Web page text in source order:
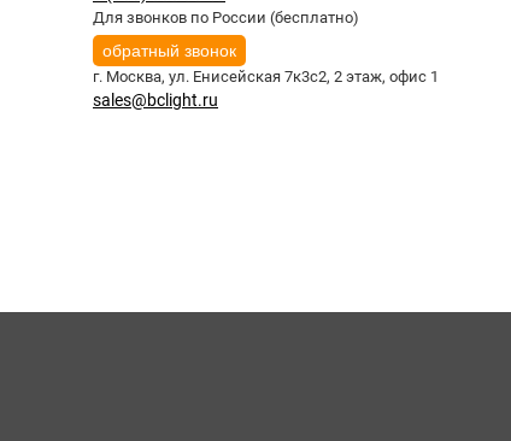
Для звонков по России (бесплатно)
обратный звонок
г. Москва, ул. Енисейская 7к3с2, 2 этаж, офис 1
sales@bclight.ru